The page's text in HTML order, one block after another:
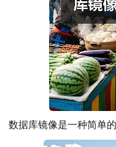
数据库镜像是一种简单